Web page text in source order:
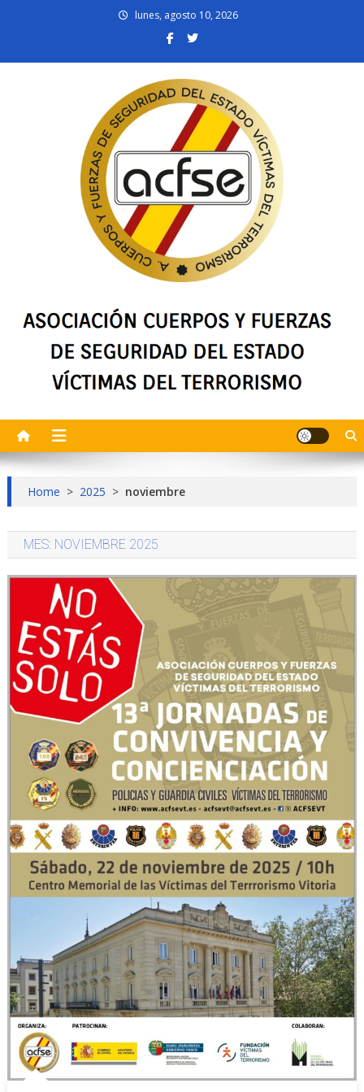
lunes, agosto 10, 2026
Terrorismo
Home > 2025 > noviembre
MES: NOVIEMBRE 2025